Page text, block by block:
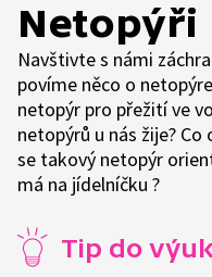
Netopýři
Navštivte s námi
povíme něco o
netopýr pro přežití ve
netopýrů u nás žije? Co
se takový netopýr
má na jídelníčku ?
Tip do